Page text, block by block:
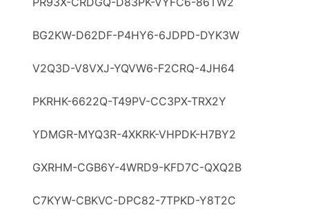
BG2KW-D62DF-P4HY6-6JDPD-DYK3W
V2Q3D-V8VXJ-YQVW6-F2CRQ-4JH64
PKRHK-6622Q-T49PV-CC3РX-TRX2Y
YDMGR-MYQ3R-4XKRK-VHPDK-H7BY2
GXRHM-CGB6Y-4WRD9-KFD7C-QXQ2B
C7KYW-CBKVC-DPC82-7TPKD-Y8T2C